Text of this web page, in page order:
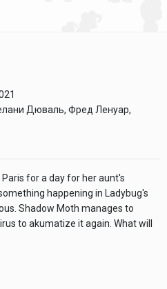
Дюваль, Фред Ленуар,
for a day for her aunt's
happening in Ladybug's
Shadow Moth manages to
to akumatize it again. What will